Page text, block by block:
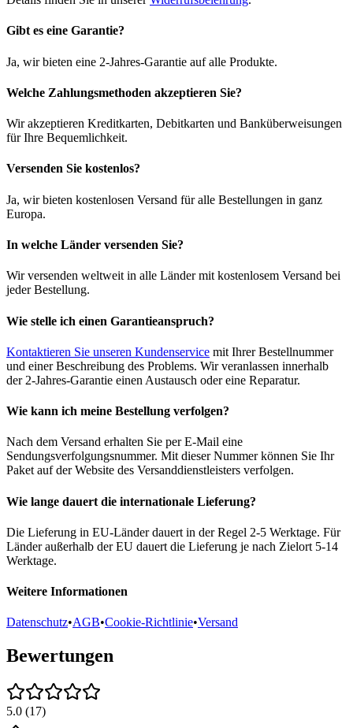
Gibt es eine Garantie?
Ja, wir bieten eine 2-Jahres-Garantie auf alle Produkte.
Welche Zahlungsmethoden akzeptieren Sie?
Wir akzeptieren Kreditkarten, Debitkarten und Banküberweisungen
für Ihre Bequemlichkeit.
Versenden Sie kostenlos?
Ja, wir bieten kostenlosen Versand für alle Bestellungen in ganz
Europa.
In welche Länder versenden Sie?
Wir versenden weltweit in alle Länder mit kostenlosem Versand bei
jeder Bestellung.
Wie stelle ich einen Garantieanspruch?
Kontaktieren Sie unseren Kundenservice mit Ihrer Bestellnummer
und einer Beschreibung des Problems. Wir veranlassen innerhalb
der 2-Jahres-Garantie einen Austausch oder eine Reparatur.
Wie kann ich meine Bestellung verfolgen?
Nach dem Versand erhalten Sie per E-Mail eine
Sendungsverfolgungsnummer. Mit dieser Nummer können Sie Ihr
Paket auf der Website des Versanddienstleisters verfolgen.
Wie lange dauert die internationale Lieferung?
Die Lieferung in EU-Länder dauert in der Regel 2-5 Werktage. Für
Länder außerhalb der EU dauert die Lieferung je nach Zielort 5-14
Werktage.
Weitere Informationen
Datenschutz•AGB•Cookie-Richtlinie•Versand
Bewertungen
5.0 (17)